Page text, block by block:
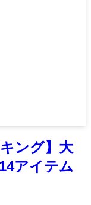
ング】大
アイテム